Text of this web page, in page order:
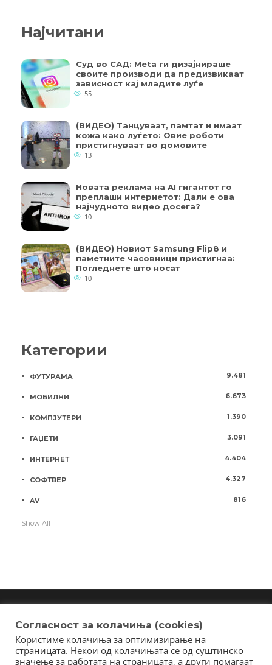
Најчитани
Суд во САД: Meta ги дизајнираше
своите производи да предизвикаат
зависност кај младите луѓе
55
(ВИДЕО) Танцуваат, памтат и имаат
кожа како луѓето: Овие роботи
пристигнуваат во домовите
13
Новата реклама на AI гигантот го
преплаши интернетот: Дали е ова
најчудното видео досега?
10
(ВИДЕО) Новиот Samsung Flip8 и
паметните часовници пристигнаа:
Погледнете што носат
10
Категории
ФУТУРАМА 9.481
МОБИЛНИ 6.673
КОМПЈУТЕРИ 1.390
ГАЏЕТИ 3.091
ИНТЕРНЕТ 4.404
СОФТВЕР 4.327
AV 816
Show All
Copyright © 2018 - Member of IAB Macedonia
Member of Clip Media Group / 2017
Согласност за колачиња (cookies)
Користиме колачиња за оптимизирање на
страницата. Некои од колачињата се од суштинско
значење за работата на страницата, а други помагаат